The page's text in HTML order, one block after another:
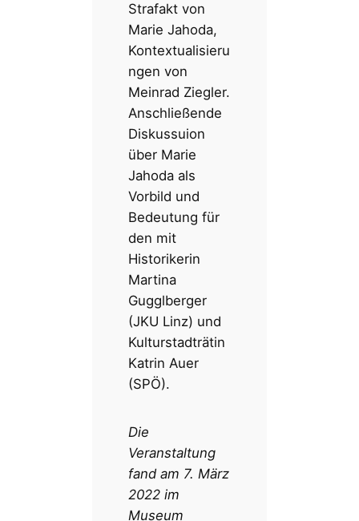
Strafakt von
Marie Jahoda,
Kontextualisieru
ngen von
Meinrad Ziegler.
Anschließende
Diskussuion
über Marie
Jahoda als
Vorbild und
Bedeutung für
den mit
Historikerin
Martina
Gugglberger
(JKU Linz) und
Kulturstadträtin
Katrin Auer
(SPÖ).
Die
Veranstaltung
fand am 7. März
2022 im
Museum